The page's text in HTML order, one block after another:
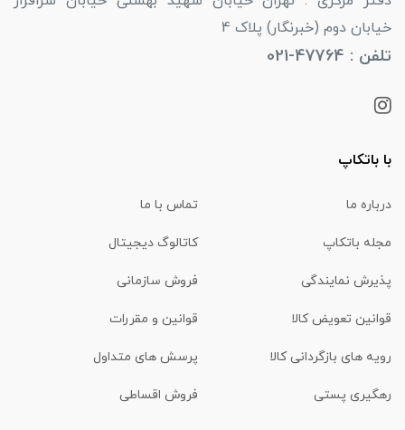
خیابان دوم (خبرنگار) پلاک 4
تلفن : 47764-021
با باتکاپ
درباره ما تماس با ما
مجله باتکاپ کاتالوگ دیجیتال
پذیرش نمایندگی فروش سازمانی
قوانین تعویض کالا قوانین و مقررات
رویه های بازگردانی کالا پرسش های متداول
رهگیری پستی فروش اقساطی